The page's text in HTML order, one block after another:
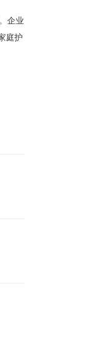
企业
庭护